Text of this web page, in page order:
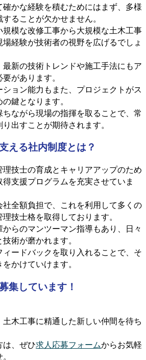
かな経験を積むためにはまず、多様
ることが欠かせません。
模な改修工事から大規模な土木工事
経験が技術者の視野を広げるでしょ
新の技術トレンドや施工手法にもア
があります。
ョン能力もまた、プロジェクトがス
鍵となります。
ながら現場の指揮を取ることで、常
出すことが期待されます。
える社内制度とは？
技士の育成とキャリアアップのため
支援プログラムを充実させていま
全額負担で、これを利用して多くの
技士格を取得しております。
らのマンツーマン指導もあり、日々
術が磨かれます。
ードバックを取り入れることで、そ
かけていけます。
集しています！
木工事に精通した新しい仲間を待ち
は、ぜひ求人応募フォームからお気軽